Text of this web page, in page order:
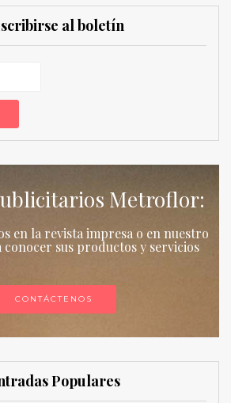
al boletín
Metroflor:
en la revista impresa o en nuestro
conocer sus productos y servicios
CONTÁCTENOS
Populares